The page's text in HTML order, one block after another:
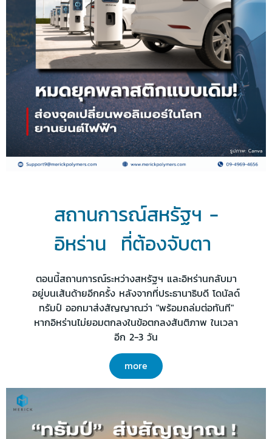
สถานการณ์สหรัฐฯ -
อิหร่าน ที่ต้องจับตา
ตอนนี้สถานการณ์ระหว่างสหรัฐฯ และอิหร่านกลับมา
อยู่บนเส้นด้ายอีกครั้ง หลังจากที่ประธานาธิบดี โดนัลด์
ทรัมป์ ออกมาส่งสัญญาณว่า "พร้อมถล่มต่อทันที"
หากอิหร่านไม่ยอมตกลงในข้อตกลงสันติภาพ ในเวลา
อีก 2-3 วัน
more